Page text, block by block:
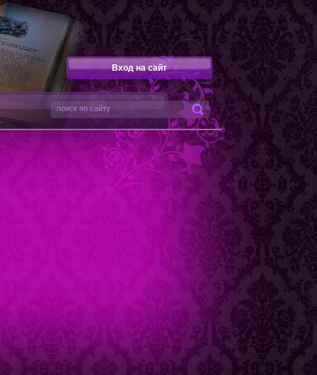
Вход на сайт